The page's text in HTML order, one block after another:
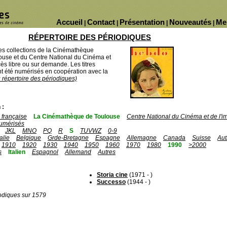
Nouveautés
Présentation
Contact
Accueil
RÉPERTOIRE DES PÉRIODIQUES
collections de la Cinémathèque
et du Centre National du Cinéma et
libre ou sur demande. Les titres
été numérisés en coopération avec la
des périodiques)
:
La Cinémathèque de Toulouse
Centre National du Cinéma et de
JKL
MNO PQ R S TUVWZ
0-9
Belgique Grde-Bretagne Espagne Allemagne Canada Suisse
1910
1920 1930 1940 1950 1960 1970 1980 1990
>2000
Italien Espagnol Allemand Autres
Storia cine (1971 - )
Successo (1944 - )
sur 1579